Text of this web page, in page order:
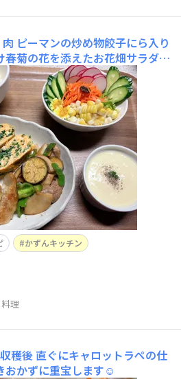
ピーマンの炒め物餃子にら入り
菊の花を添えたお花畑サラダ残
す🎶
かずんキッチン
料理
穫後 直ぐにキャロットラペの仕
おかずに重宝します☺️